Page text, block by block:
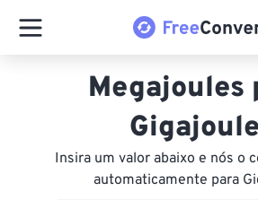
Megajoules
Insira um valor abaixo e nós o
automaticamente para